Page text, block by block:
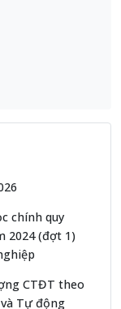
chính quy
2024 (đợt 1)
CTĐT theo
Tự động